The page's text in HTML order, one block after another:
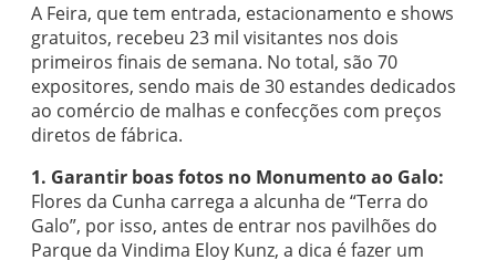
A Feira, que tem entrada, estacionamento e shows
gratuitos, recebeu 23 mil visitantes nos dois
primeiros finais de semana. No total, são 70
expositores, sendo mais de 30 estandes dedicados
ao comércio de malhas e confecções com preços
diretos de fábrica.
1. Garantir boas fotos no Monumento ao Galo:
Flores da Cunha carrega a alcunha de “Terra do
Galo”, por isso, antes de entrar nos pavilhões do
Parque da Vindima Eloy Kunz, a dica é fazer um